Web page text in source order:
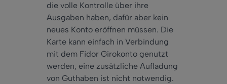
die volle Kontrolle über ihre
Ausgaben haben, dafür aber kein
neues Konto eröffnen müssen. Die
Karte kann einfach in Verbindung
mit dem Fidor Girokonto genutzt
werden, eine zusätzliche Aufladung
von Guthaben ist nicht notwendig.